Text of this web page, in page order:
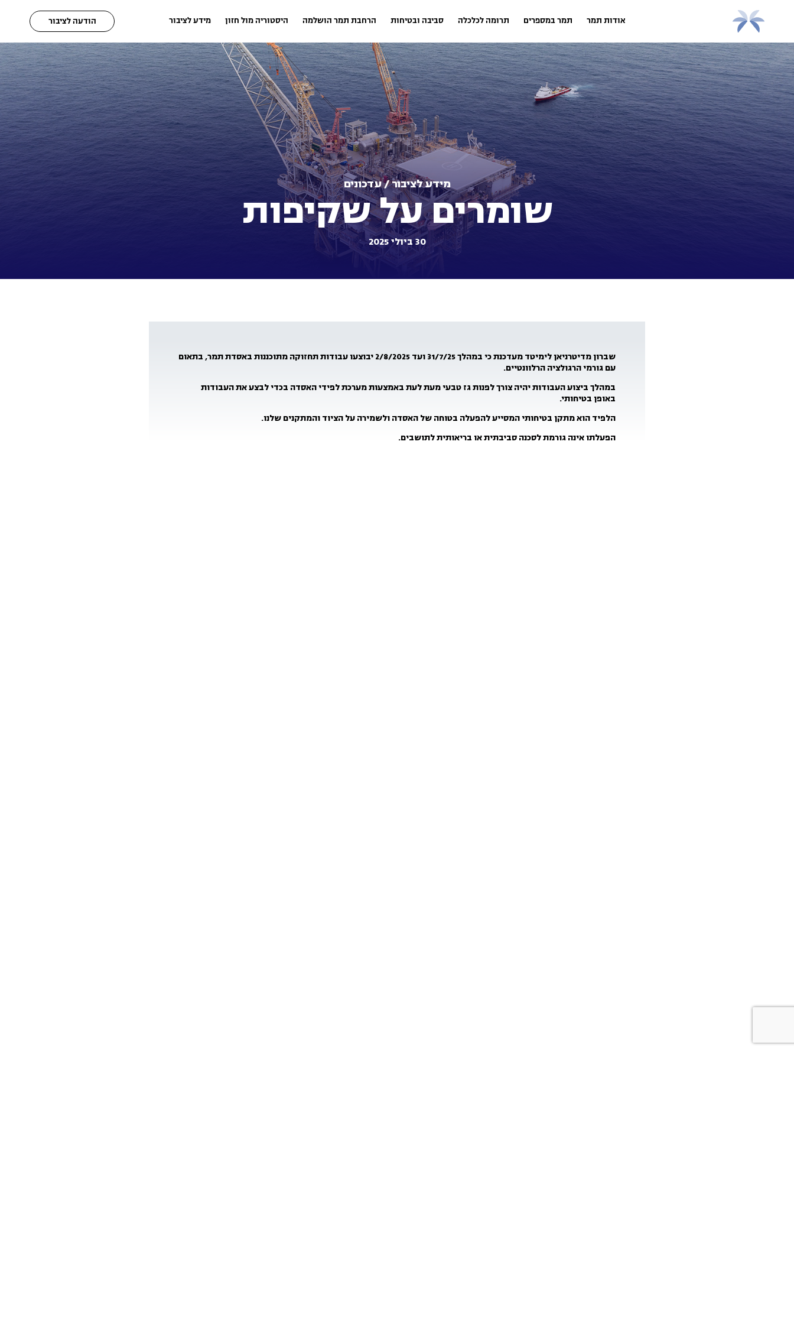
אודות תמר תמר במספרים תרומה לכלכלה סביבה ובטיחות הרחבת תמר הושלמה היסטוריה מול חזון מידע לציבור הודעה לציבור
מידע לציבור / עדכונים
שומרים על שקיפות
30 ביולי 2025
שברון מדיטרניאן לימיטד מעדכנת כי במהלך 31/7/25 ועד 2/8/2025 יבוצעו עבודות תחזוקה מתוכננות באסדת תמר, בתאום
עם גורמי הרגולציה הרלוונטיים.
במהלך ביצוע העבודות יהיה צורך לפנות גז טבעי מעת לעת באמצעות מערכת לפידי האסדה בכדי לבצע את העבודות
באופן בטיחותי.
הלפיד הוא מתקן בטיחותי המסייע להפעלה בטוחה של האסדה ולשמירה על הציוד והמתקנים שלנו.
הפעלתו אינה גורמת לסכנה סביבתית או בריאותית לתושבים.